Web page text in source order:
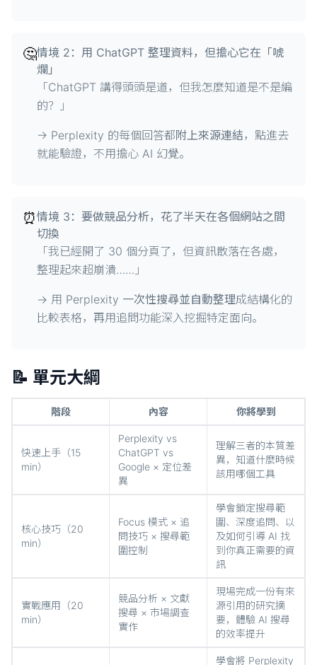
🤔情境 2：用 ChatGPT 整理資料，但擔心它在「唬
爛」
「ChatGPT 講得頭頭是道，但我怎麼知道是不是編
的？」
→ Perplexity 的每個回答都附上來源連結，點進去
就能驗證，不用擔心 AI 幻覺。
⏰情境 3：要做競品分析，花了半天在各個網站之間
切換
「我已經開了 30 個分頁了，但資訊散落在各處，
整理起來超崩潰……」
→ 用 Perplexity 一次性搜尋並自動整理成結構化的
比較表格，再用追問功能深入挖掘特定面向。
📝 單元大綱
階段 內容 你將學到
快速上手（15
min）
Perplexity vs
ChatGPT vs
Google × 定位差
異
理解三者的本質差
異，知道什麼時候
該用哪個工具
核心技巧（20
min）
Focus 模式 × 追
問技巧 × 搜尋範
圍控制
學會鎖定搜尋範
圍、深度追問、以
及如何引導 AI 找
到你真正需要的資
訊
實戰應用（20
min）
競品分析 × 文獻
搜尋 × 市場調查
實作
現場完成一份有來
源引用的研究摘
要，體驗 AI 搜尋
的效率提升
學會將 Perplexity